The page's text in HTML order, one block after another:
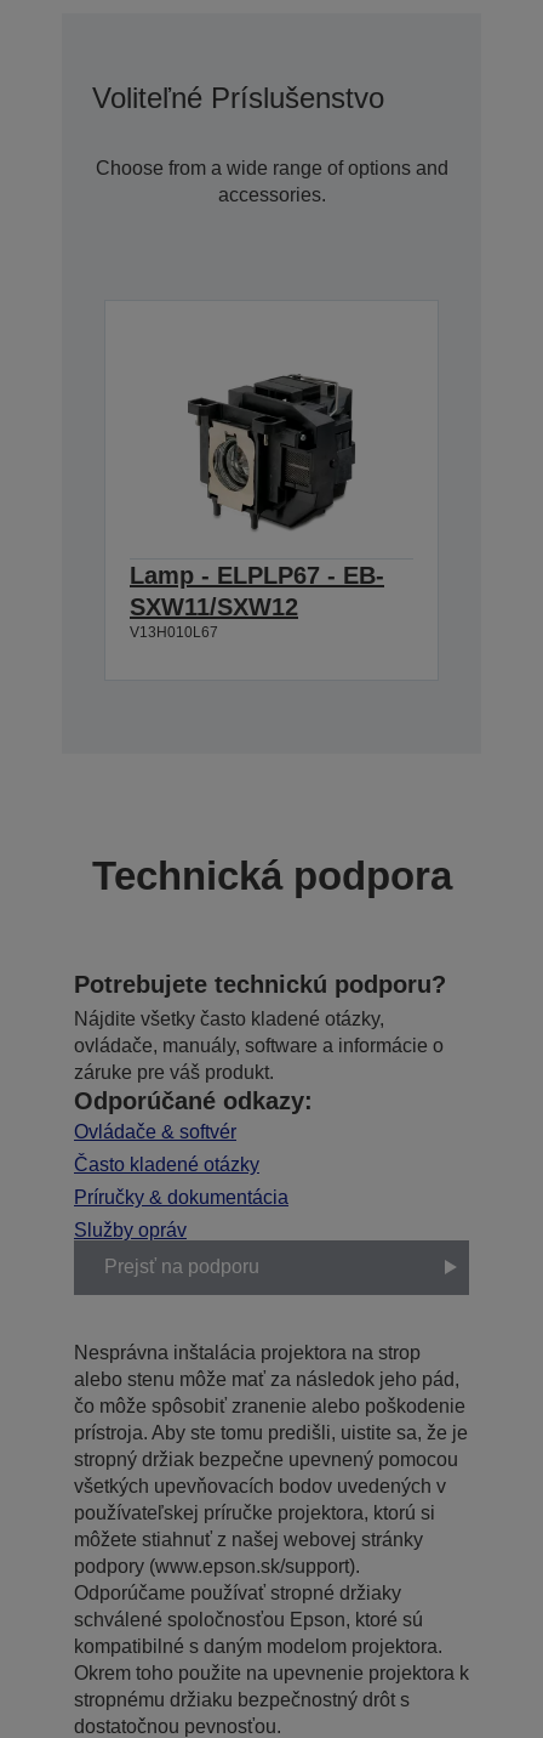
Voliteľné Príslušenstvo
Choose from a wide range of options and
accessories.
Lamp - ELPLP67 - EB-
SXW11/SXW12
V13H010L67
Technická podpora
Potrebujete technickú podporu?
Nájdite všetky často kladené otázky,
ovládače, manuály, software a informácie o
záruke pre váš produkt.
Odporúčané odkazy:
Ovládače & softvér
Často kladené otázky
Príručky & dokumentácia
Služby opráv
Prejsť na podporu
Nesprávna inštalácia projektora na strop
alebo stenu môže mať za následok jeho pád,
čo môže spôsobiť zranenie alebo poškodenie
prístroja. Aby ste tomu predišli, uistite sa, že je
stropný držiak bezpečne upevnený pomocou
všetkých upevňovacích bodov uvedených v
používateľskej príručke projektora, ktorú si
môžete stiahnuť z našej webovej stránky
podpory (www.epson.sk/support).
Odporúčame používať stropné držiaky
schválené spoločnosťou Epson, ktoré sú
kompatibilné s daným modelom projektora.
Okrem toho použite na upevnenie projektora k
stropnému držiaku bezpečnostný drôt s
dostatočnou pevnosťou.